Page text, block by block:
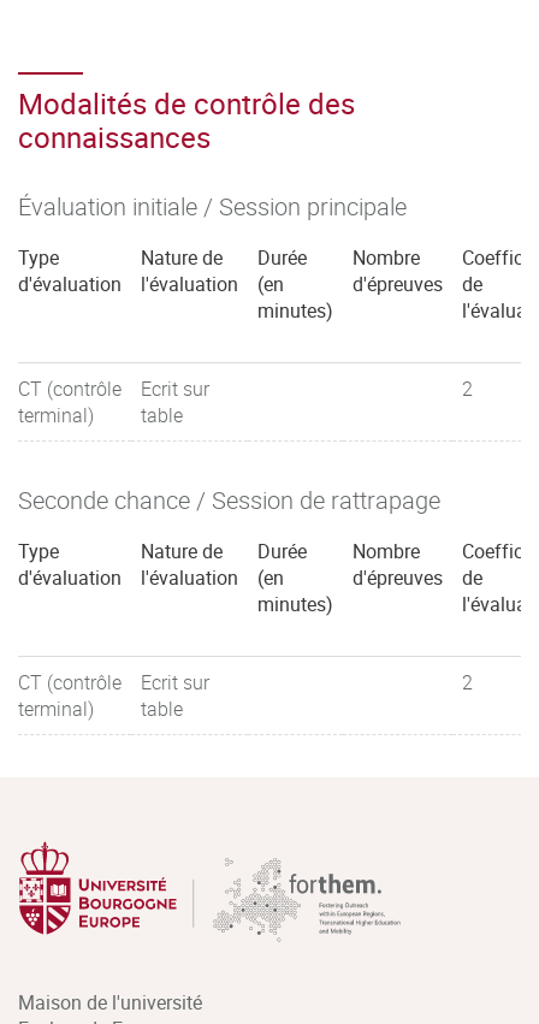
Modalités de contrôle des
connaissances
Évaluation initiale / Session principale
Type
d'évaluation
Nature de
l'évaluation
Durée
(en
minutes)
Nombre
d'épreuves
de
CT (contrôle
terminal)
Ecrit sur
table
2
Seconde chance / Session de rattrapage
Type
d'évaluation
Nature de
l'évaluation
Durée
(en
minutes)
Nombre
d'épreuves
de
CT (contrôle
terminal)
Ecrit sur
table
2
Maison de l'université